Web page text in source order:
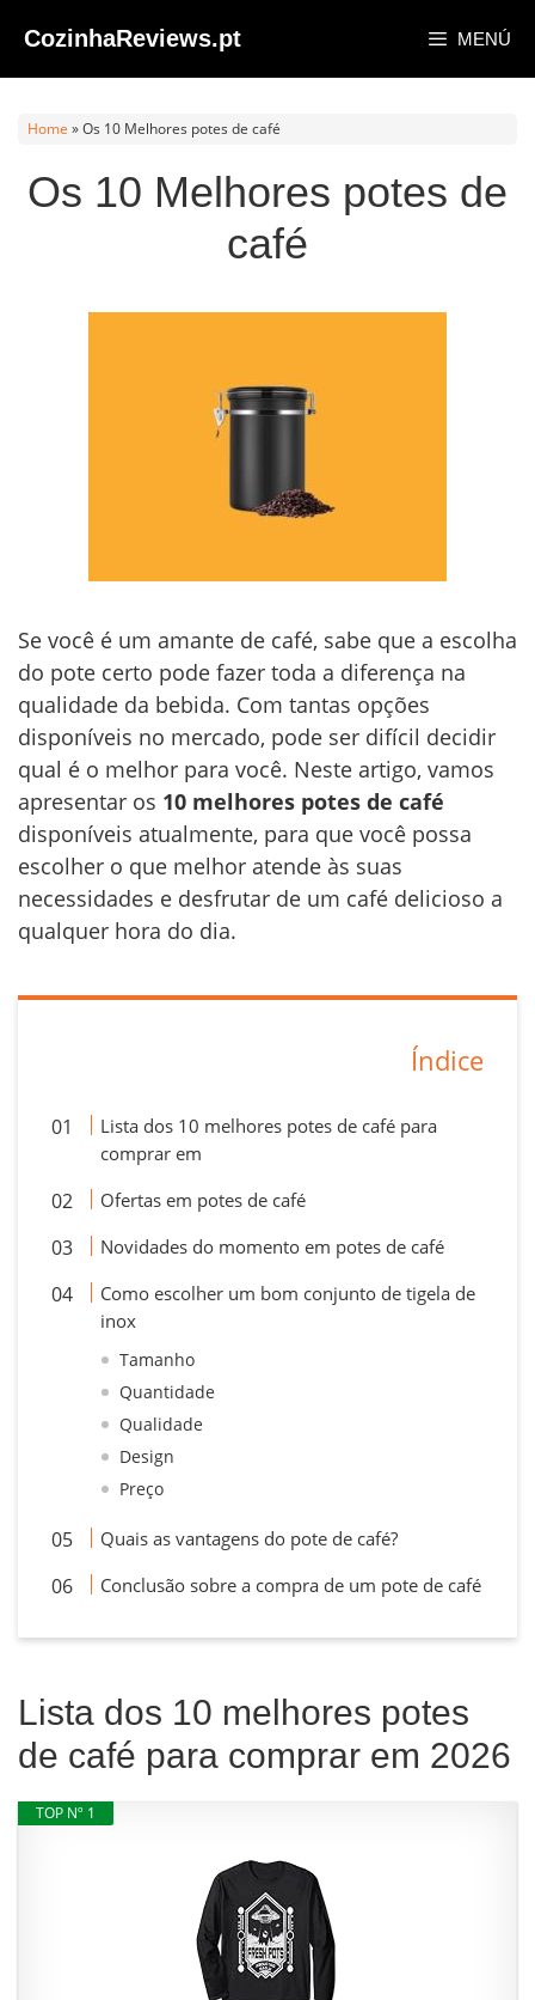
contenido
CozinhaReviews.pt MENÚ
Home »Os 10 Melhores potes de café
Os 10 Melhores potes de
café
Se você é um amante de café, sabe que a escolha
do pote certo pode fazer toda a diferença na
qualidade da bebida. Com tantas opções
disponíveis no mercado, pode ser difícil decidir
qual é o melhor para você. Neste artigo, vamos
apresentar os 10 melhores potes de café
disponíveis atualmente, para que você possa
escolher o que melhor atende às suas
necessidades e desfrutar de um café delicioso a
qualquer hora do dia.
Índice
Lista dos 10 melhores potes de café para
comprar em
Ofertas em potes de café
Novidades do momento em potes de café
Como escolher um bom conjunto de tigela de
inox
Tamanho
Quantidade
Qualidade
Design
Preço
Quais as vantagens do pote de café?
Conclusão sobre a compra de um pote de café
Lista dos 10 melhores potes
de café para comprar em 2026
TOP Nº 1